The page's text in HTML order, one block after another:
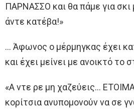
ΠΑΡΝΑΣΣΟ και θα πάμε για σκι
άντε κατέβα!»
… Άφωνος ο μέρμηγκας έχει
και έχει μείνει με ανοικτό το
«A ντε ρε μη χαζεύεις…
κορίτσια ανυπομονούν να σε